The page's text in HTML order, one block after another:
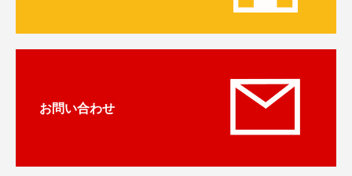
お問い合わせ